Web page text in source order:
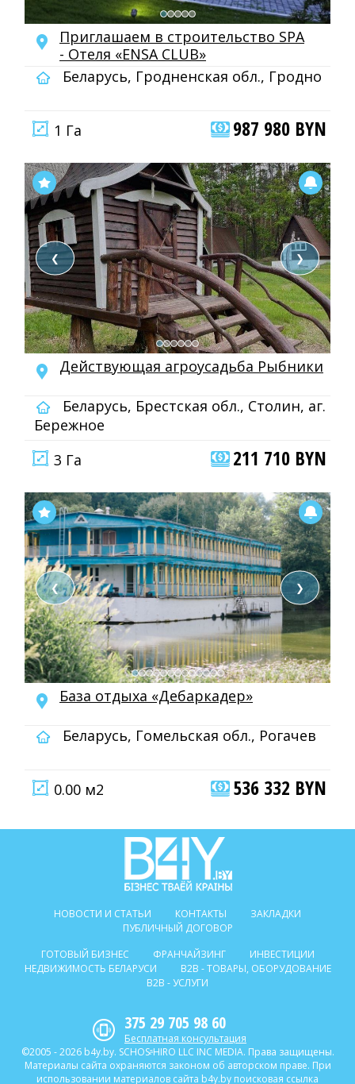
Приглашаем в строительство SPA
- Отеля «ENSA CLUB»
Беларусь, Гродненская обл., Гродно
1 Га 987 980 BYN
❮ ❯
Действующая агроусадьба Рыбники
Беларусь, Брестская обл., Столин, аг.
Бережное
3 Га
211 710 BYN
❮ ❯
База отдыха «Дебаркадер»
Беларусь, Гомельская обл., Рогачев
0.00 м2 536 332 BYN
НОВОСТИ И СТАТЬИ КОНТАКТЫ
ЗАКЛАДКИ
ПУБЛИЧНЫЙ ДОГОВОР
ГОТОВЫЙ БИЗНЕС
ФРАНЧАЙЗИНГ
ИНВЕСТИЦИИ
НЕДВИЖИМОСТЬ БЕЛАРУСИ
B2B - ТОВАРЫ, ОБОРУДОВАНИЕ
B2B - УСЛУГИ
375 29 705 98 60
Бесплатная консультация
©2005 - 2026 b4y.by. SCHOSᶳHIRO LLC INC MEDIA. Права защищены.
Материалы сайта охраняются законом об авторском праве. При
использовании материалов сайта b4y.by поисковая ссылка